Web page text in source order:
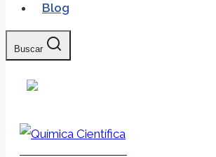
Blog
Buscar